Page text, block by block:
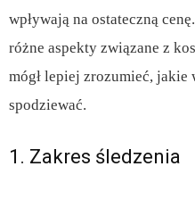
wpływają na ostateczną
różne aspekty związane z
mógł lepiej zrozumieć, jakie
spodziewać.
1. Zakres śledzenia